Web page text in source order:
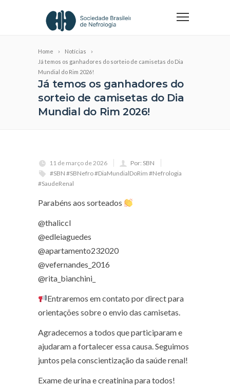
Home
Notícias
Já temos os ganhadores do sorteio de camisetas do Dia
Mundial do Rim 2026!
Já temos os ganhadores do
sorteio de camisetas do Dia
Mundial do Rim 2026!
11 de março de 2026
Por: SBN
#SBN #SBNefro #DiaMundialDoRim #Nefrologia
#SaudeRenal
Parabéns aos sorteados
@‌thaliccl
@‌edleiaguedes
@‌apartamento232020
@‌vefernandes_2016
@‌rita_bianchini_
Entraremos em contato por direct para
orientações sobre o envio das camisetas.
Agradecemos a todos que participaram e
ajudaram a fortalecer essa causa. Seguimos
juntos pela conscientização da saúde renal!
Exame de urina e creatinina para todos!